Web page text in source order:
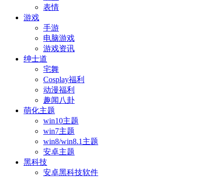
表情
游戏
手游
电脑游戏
游戏资讯
绅士道
宅舞
Cosplay福利
动漫福利
趣闻八卦
萌化主题
win10主题
win7主题
win8/win8.1主题
安卓主题
黑科技
安卓黑科技软件